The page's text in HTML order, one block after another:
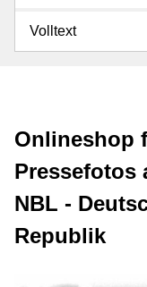
Volltext
Onlineshop
Pressefotos
NBL -
Republik